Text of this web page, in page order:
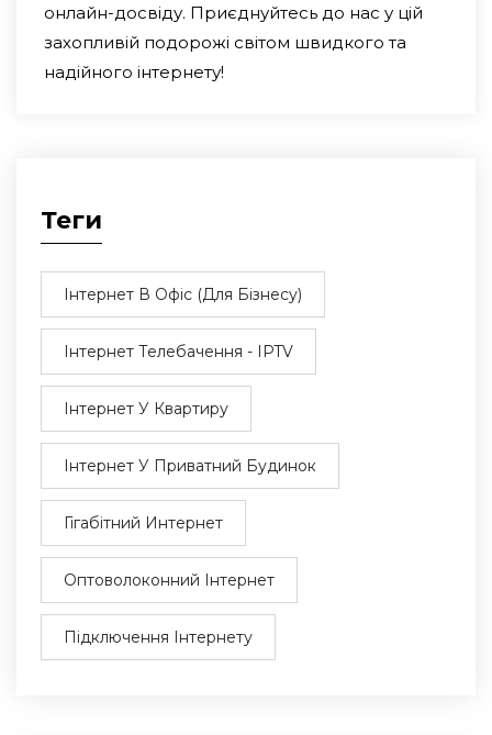
онлайн-досвіду. Приєднуйтесь до нас у цій
захопливій подорожі світом швидкого та
надійного інтернету!
Теги
Інтернет В Офіс (для Бізнесу)
Інтернет Телебачення - IPTV
Інтернет У Квартиру
Інтернет У Приватний Будинок
Гігабітний Интернет
Оптоволоконний Інтернет
Підключення Інтернету